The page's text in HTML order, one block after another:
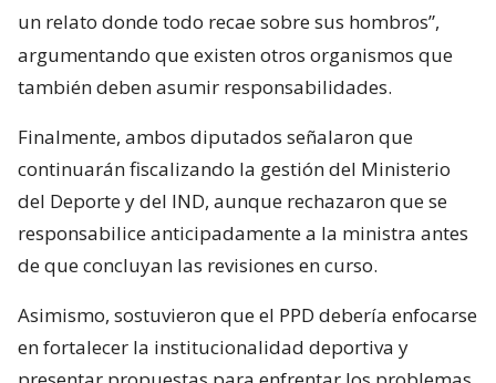
un relato donde todo recae sobre sus hombros”,
argumentando que existen otros organismos que
también deben asumir responsabilidades.
Finalmente, ambos diputados señalaron que
continuarán fiscalizando la gestión del Ministerio
del Deporte y del IND, aunque rechazaron que se
responsabilice anticipadamente a la ministra antes
de que concluyan las revisiones en curso.
Asimismo, sostuvieron que el PPD debería enfocarse
en fortalecer la institucionalidad deportiva y